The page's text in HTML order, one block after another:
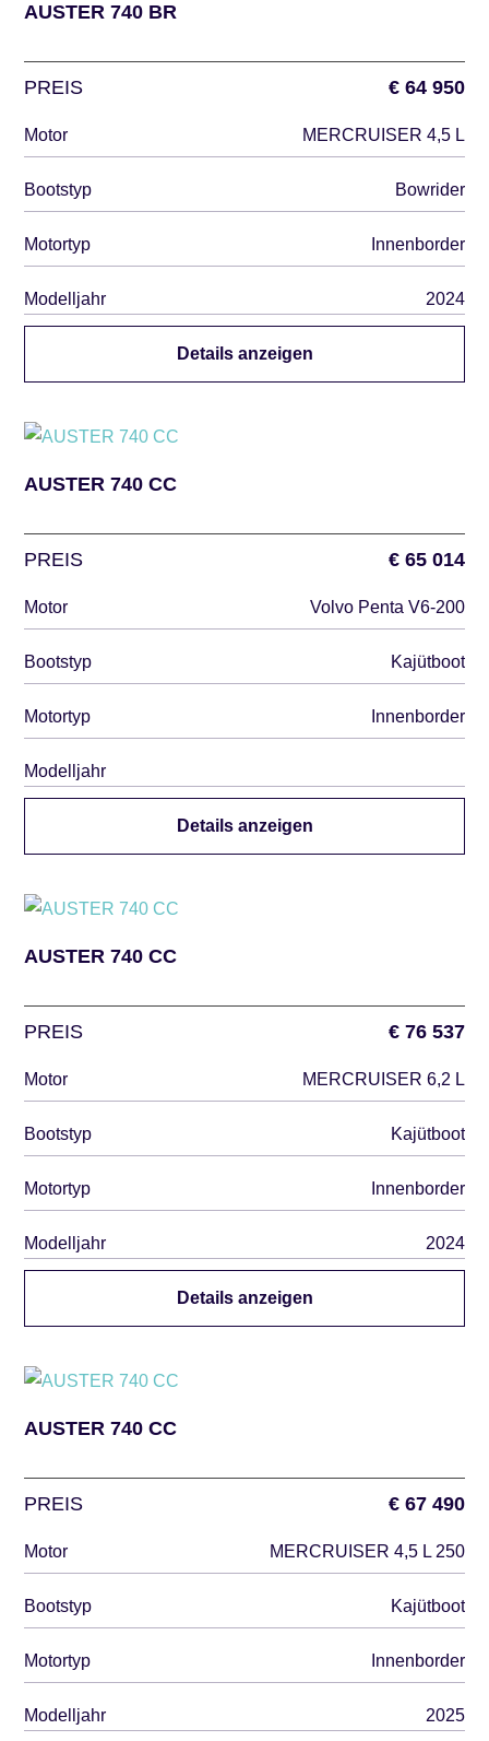
AUSTER 740 BR
PREIS € 64 950
Motor MERCRUISER 4,5 L
Bootstyp Bowrider
Motortyp Innenborder
Modelljahr 2024
Details anzeigen
AUSTER 740 CC
PREIS € 65 014
Motor Volvo Penta V6-200
Bootstyp Kajütboot
Motortyp Innenborder
Modelljahr
Details anzeigen
AUSTER 740 CC
PREIS € 76 537
Motor MERCRUISER 6,2 L
Bootstyp Kajütboot
Motortyp Innenborder
Modelljahr 2024
Details anzeigen
AUSTER 740 CC
PREIS € 67 490
Motor MERCRUISER 4,5 L 250
Bootstyp Kajütboot
Motortyp Innenborder
Modelljahr 2025